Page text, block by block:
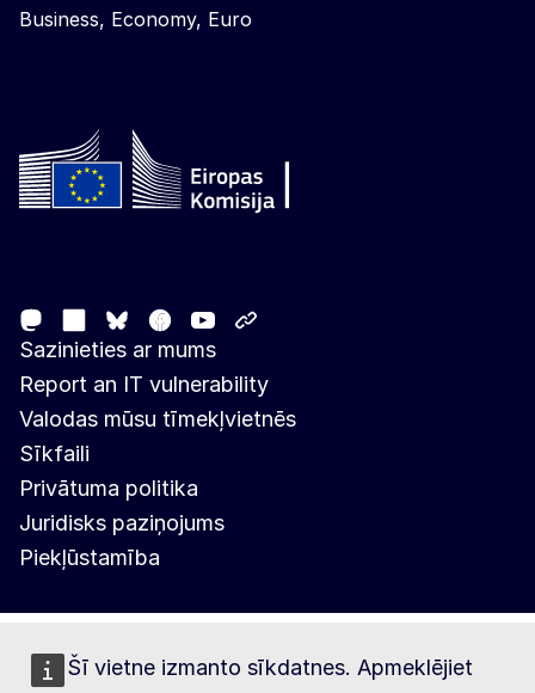
Šī vietne izmanto sīkdatnes. Apmeklējiet
Business, Economy, Euro
MastodonLinkedIn
Bluesky
Facebook
Youtube
Sazinieties ar mums
Report an IT vulnerability
Valodas mūsu tīmekļvietnēs
Sīkfaili
Privātuma politika
Juridisks paziņojums
Piekļūstamība